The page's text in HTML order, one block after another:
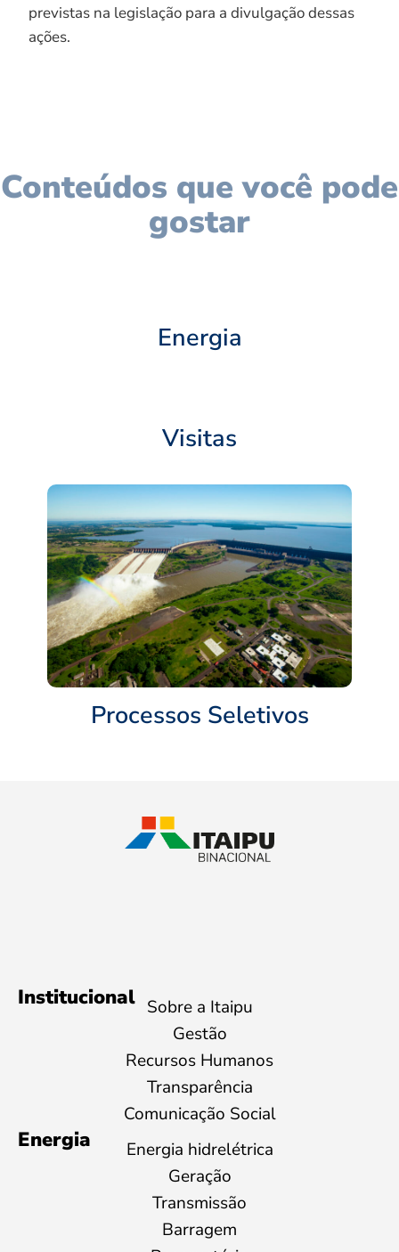
previstas na legislação para a divulgação dessas
ações.
Conteúdos que você pode
gostar
Energia
Visitas
Processos Seletivos
Institucional Sobre a Itaipu
Gestão
Recursos Humanos
Transparência
Comunicação Social
Energia
Energia hidrelétrica
Geração
Transmissão
Barragem